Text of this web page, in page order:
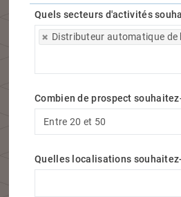
Quels secteurs d'activités
Distributeur automatique de
Quels secteurs d'activités
Combien de prospect
Quelles localisations